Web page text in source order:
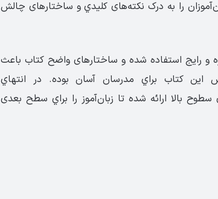
را به درک نکته‌های کليدي و ساختارهای چالش
و رایج استفاده شده و ساختارهای واضح کتاب باعث
کتاب براي مدرسان آسان بوده. در انتهاي
بالا ارائه شده تا زبان‌آموز را براي سطح بعدی